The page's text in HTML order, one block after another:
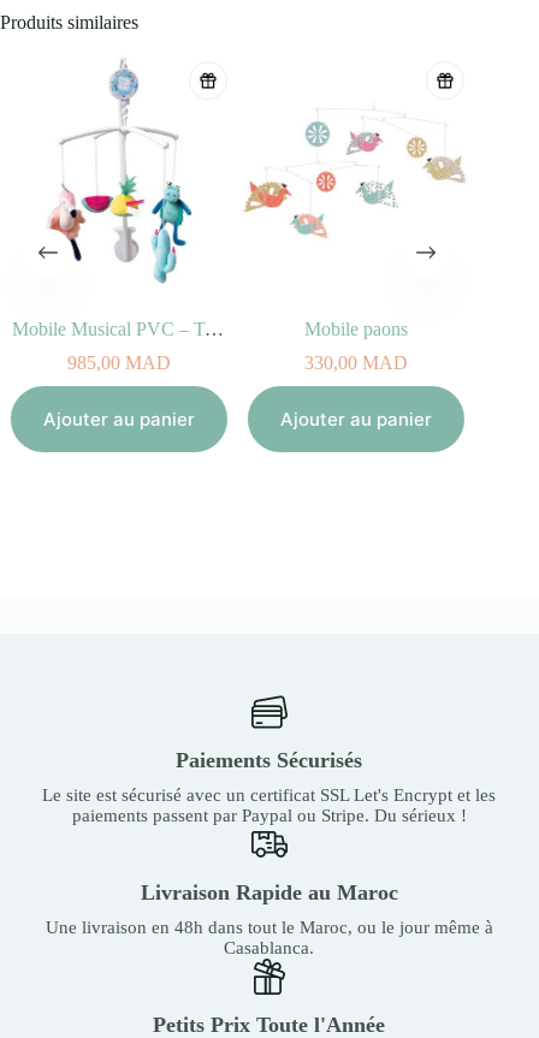
Produits similaires
Mobile Musical PVC – Tropicool
985,00MAD
Ajouter au panier
Mobile paons
330,00MAD
Ajouter au panier
Paiements Sécurisés
Le site est sécurisé avec un certificat SSL Let's Encrypt et les
paiements passent par Paypal ou Stripe. Du sérieux !
Livraison Rapide au Maroc
Une livraison en 48h dans tout le Maroc, ou le jour même à
Casablanca.
Petits Prix Toute l'Année